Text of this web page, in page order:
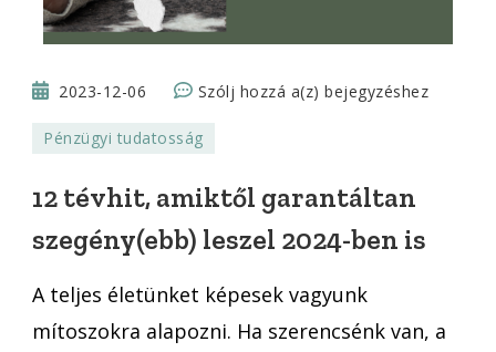
2023-12-06 Szólj hozzá a(z)12
szegény(ebb)
leszel
ben
bejegyzéshez
Pénzügyi tudatosság
12 tévhit, amiktől garantáltan
szegény(ebb) leszel 2024-ben is
A teljes életünket képesek vagyunk
mítoszokra alapozni. Ha szerencsénk van, a